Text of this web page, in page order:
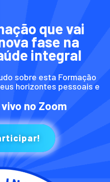
que vai
fase na
integral
sobre esta Formação
horizontes pessoais e
no Zoom